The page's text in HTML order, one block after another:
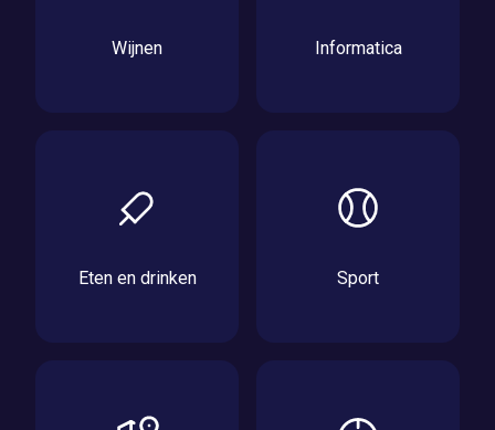
Wijnen Informatica
Eten en drinken Sport